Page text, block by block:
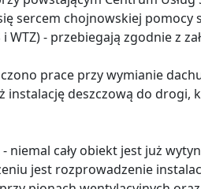
sercem chojnowskiej pomocy
i WTZ) - przebiegają zgodnie z
prace przy wymianie
instalację deszczową do drogi,
niemal cały obiekt jest już
jest rozprowadzenie